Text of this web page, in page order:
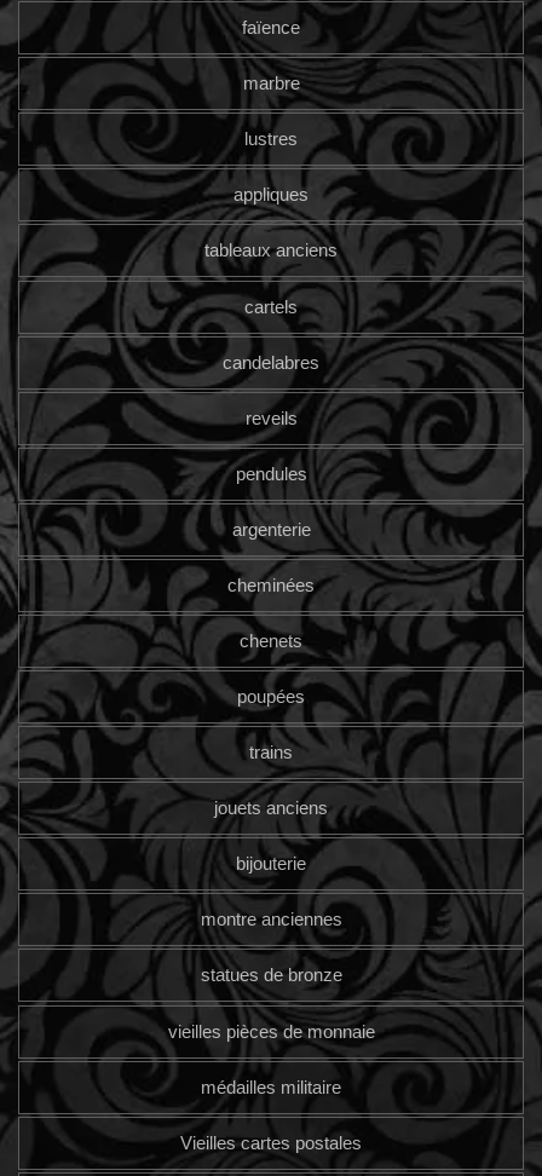
faïence
marbre
lustres
appliques
tableaux anciens
cartels
candelabres
reveils
pendules
argenterie
cheminées
chenets
poupées
trains
jouets anciens
bijouterie
montre anciennes
statues de bronze
vieilles pièces de monnaie
médailles militaire
Vieilles cartes postales